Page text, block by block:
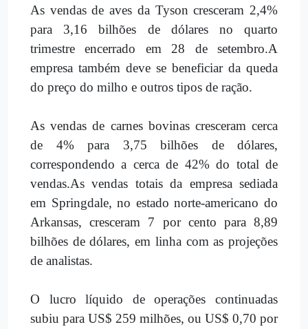
As vendas de aves da Tyson cresceram 2,4%
para 3,16 bilhões de dólares no quarto
trimestre encerrado em 28 de setembro.A
empresa também deve se beneficiar da queda
do preço do milho e outros tipos de ração.
As vendas de carnes bovinas cresceram cerca
de 4% para 3,75 bilhões de dólares,
correspondendo a cerca de 42% do total de
vendas.As vendas totais da empresa sediada
em Springdale, no estado norte-americano do
Arkansas, cresceram 7 por cento para 8,89
bilhões de dólares, em linha com as projeções
de analistas.
O lucro líquido de operações continuadas
subiu para US$ 259 milhões, ou US$ 0,70 por